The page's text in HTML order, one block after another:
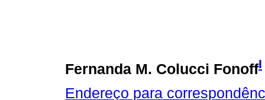
Fernanda M. Colucci FonoffI
Endereço para